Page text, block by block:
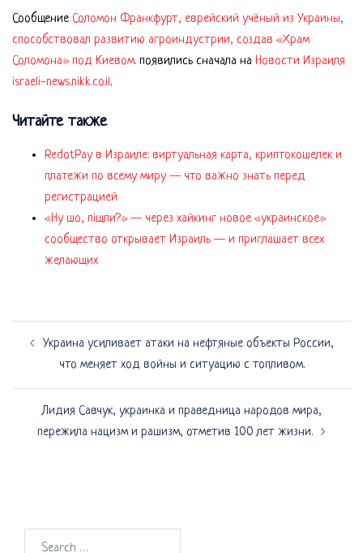
Сообщение Соломон Франкфурт, еврейский учёный из Украины,
способствовал развитию агроиндустрии, создав «Храм
Соломона» под Киевом. появились сначала на Новости Израиля
israeli-news.nikk.co.il.
Читайте также
RedotPay в Израиле: виртуальная карта, криптокошелек и
платежи по всему миру — что важно знать перед
регистрацией
«Ну шо, пішли?» — через хайкинг новое «украинское»
сообщество открывает Израиль — и приглашает всех
желающих
Украина усиливает атаки на нефтяные объекты России,
что меняет ход войны и ситуацию с топливом.
Лидия Савчук, украинка и праведница народов мира,
пережила нацизм и рашизм, отметив 100 лет жизни.